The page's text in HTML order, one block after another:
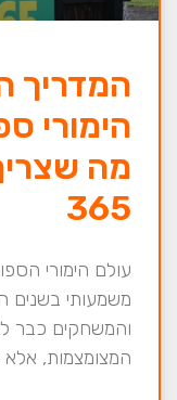
המדריך
הימורי
מה
365
עולם הימורי
משמעותי בשנים
והמשחקים כבר
המצומצמות,